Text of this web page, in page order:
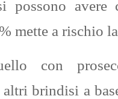
possono avere
mette a rischio
con
brindisi a